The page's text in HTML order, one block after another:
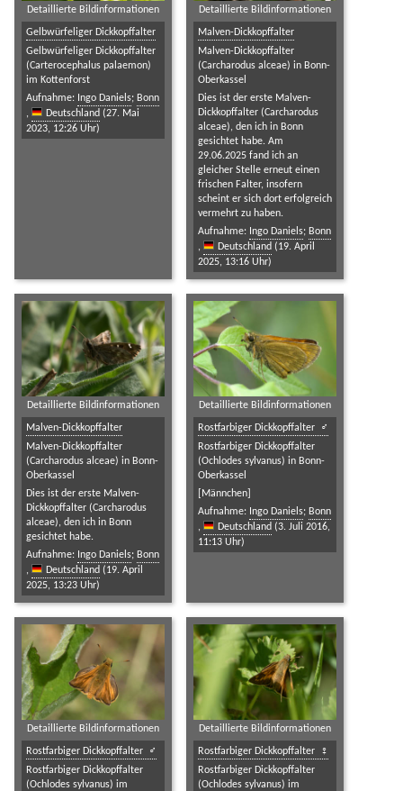
Detaillierte Bildinformationen
Gelbwürfeliger Dickkopffalter
Gelbwürfeliger Dickkopffalter
(Carterocephalus palaemon)
im Kottenforst
Aufnahme: Ingo Daniels; Bonn
,
Deutschland (27. Mai
2023, 12:26 Uhr)
Detaillierte Bildinformationen
Malven-Dickkopffalter
Malven-Dickkopffalter
(Carcharodus alceae) in Bonn-
Oberkassel
Dies ist der erste Malven-
Dickkopffalter (Carcharodus
alceae), den ich in Bonn
gesichtet habe. Am
29.06.2025 fand ich an
gleicher Stelle erneut einen
frischen Falter, insofern
scheint er sich dort erfolgreich
vermehrt zu haben.
Aufnahme: Ingo Daniels; Bonn
,
Deutschland (19. April
2025, 13:16 Uhr)
Detaillierte Bildinformationen
Malven-Dickkopffalter
Malven-Dickkopffalter
(Carcharodus alceae) in Bonn-
Oberkassel
Dies ist der erste Malven-
Dickkopffalter (Carcharodus
alceae), den ich in Bonn
gesichtet habe.
Aufnahme: Ingo Daniels; Bonn
,
Deutschland (19. April
2025, 13:23 Uhr)
Detaillierte Bildinformationen
Rostfarbiger Dickkopffalter
Rostfarbiger Dickkopffalter
(Ochlodes sylvanus) in Bonn-
Oberkassel
[Männchen]
Aufnahme: Ingo Daniels; Bonn
,
Deutschland (3. Juli 2016,
11:13 Uhr)
Detaillierte Bildinformationen
Rostfarbiger Dickkopffalter
Rostfarbiger Dickkopffalter
(Ochlodes sylvanus) im
Detaillierte Bildinformationen
Rostfarbiger Dickkopffalter
Rostfarbiger Dickkopffalter
(Ochlodes sylvanus) im